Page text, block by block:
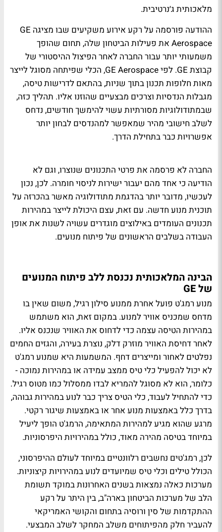
מלאכותית ג׳נרטיבית.
ההודעה פורסמה על רקע אירוע משקיעים שבו מציגה GE
Aerospace את פעילות הביטחון שלה, תחום שהופך
משמעותי יותר עבור החברה לאחר הפיצול ההיסטורי של
קבוצת GE. לפי GE Aerospace, הכלי שפיתחה מסוגל לייצר
מאות חלופות תכנון בתוך שניות, בהתאם לדרישות טיסה,
מגבלות הנדסיות וצרכים מבצעיים שהוזנו אליו. תהליך כזה,
שבמתודולוגיות מסורתיות עשוי להימשך חודשים, נדחס
לשלב חישובי מהיר שמאפשר למהנדסים לבחון יותר
אפשרויות כבר בתחילת הדרך.
החברה לא פרסמה את פרטי התכנונים שנוצרו, וגם לא
הודיעה כי אחד מהם יעבור ישירות לניסוי חומרה. לכן, נכון
לעכשיו, מדובר יותר בהדגמת מתודולוגיה מאשר בהכרזה על
תוכנית מנוע חדשה. עם זאת, עצם היכולת לייצר במהירות
תכנונים העומדים באילוצים מוגדרים עשויה לשנות את אופן
העבודה בשלבים הראשונים של פיתוח מנועים.
הבינה המלאכותית נכנסת ללב פיתוח המנועים
של GE
מנוע רמג'ט פועל אחרת ממנוע סילון רגיל, משום שאין בו
מדחס שמכניס אוויר למנוע. במקום זאת, הוא משתמש
במהירות הטיסה עצמה כדי לדחוס את האוויר שנכנס אליו.
לאחר דחיסת האוויר מוזרק דלק, נוצרת בעירה, והגזים החמים
נפלטים לאחור ומייצרים דחף. המשמעות היא שמנוע רמג'ט
לא יכול להפעיל כלי טיס ממצב עמידה או במהירות נמוכה -
כלומר, הוא לא מסוגל להמריא לבדו ממסלול כמו מטוס רגיל.
כדי להתחיל לעבוד, כלי הטיס צריך כבר לנוע במהירות גבוהה,
בדרך כלל באמצעות מנוע אחר או באמצעות שיגור רקטי.
מרגע שהוא מגיע למהירות המתאימה, הרמג'ט הופך ליעיל
במיוחד בטיסה מהירה מאוד, כולל במהירויות היפרסוניות.
לכן, רמג'טים נחשבים רלוונטיים במיוחד לעולם ההיפרסוני,
הכולל טילים וכלי טיס שמיועדים לנוע במהירויות קיצוניות.
מערכות כאלה נמצאות בשנים האחרונות במוקד תשומת
הלב של מערכות הביטחון בארה"ב, בין היתר על רקע
ההתקדמות של סין ורוסיה בתחום והקושי האמריקאי
להעביר חלק מהפיתוחים משלב המחקר לשלב המבצעי.